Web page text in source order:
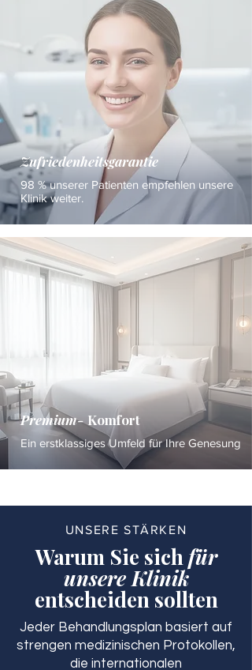
Zufriedenheitsgarantie
98 % unserer Patienten empfehlen unsere
Klinik weiter.
Premium-Komfort
Ein erstklassiges Umfeld für Ihre Genesung
UNSERE STÄRKEN
Warum Sie sichfür
unsere Klinik
entscheiden sollten
Jeder Behandlungsplan basiert auf
strengen medizinischen Protokollen,
die internationalen